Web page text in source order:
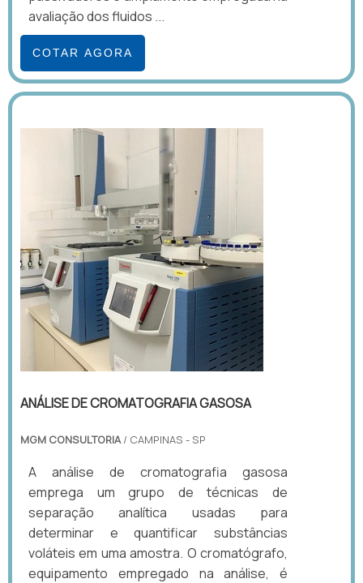
avaliação dos fluidos ...
COTAR AGORA
ANÁLISE DE CROMATOGRAFIA GASOSA
MGM CONSULTORIA/ CAMPINAS - SP
A análise de cromatografia gasosa
emprega um grupo de técnicas de
separação analítica usadas para
determinar e quantificar substâncias
voláteis em uma amostra. O cromatógrafo,
equipamento empregado na análise, é